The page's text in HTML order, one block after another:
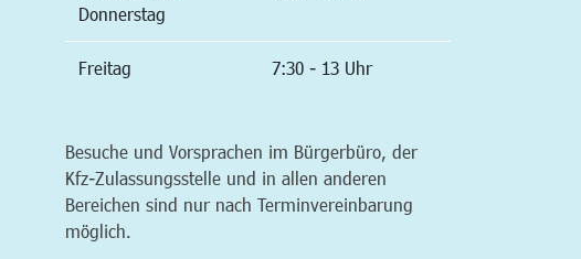
Donnerstag
Freitag 7:30 - 13 Uhr
Besuche und Vorsprachen im Bürgerbüro, der
Kfz-Zulassungsstelle und in allen anderen
Bereichen sind nur nach Terminvereinbarung
möglich.